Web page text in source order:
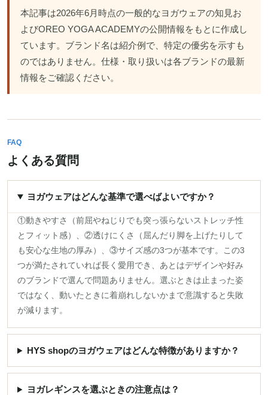
本記事は2026年6月時点の一般的なヨガウェアの知見お
よびOREO YOGA ACADEMYの公開情報をもとに作成し
ています。ブランド名は紹介例で、特定の優劣を示すも
のではありません。仕様・取り扱いは各ブランドの最新
情報をご確認ください。
FAQ
よくある質問
ヨガウェアはどんな基準で選べばよいですか？
①動きやすさ（前屈やねじりでも突っ張らないストレッチ性
とフィット感）、②透けにくさ（屈んだり脚を上げたりして
も安心な生地の厚み）、③サイズ感の3つが基本です。この3
つが満たされていれば長く愛用でき、あとはデザインや好み
のブランドで選んで問題ありません。選ぶときは止まった姿
ではなく、動いたときに着崩れしないかまで意識すると失敗
が減ります。
HYS shopのヨガウェアはどんな特徴がありますか？
ヨガレギンスを選ぶときの注意点は？